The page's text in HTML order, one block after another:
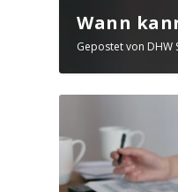
Wann
Gepostet von DHW